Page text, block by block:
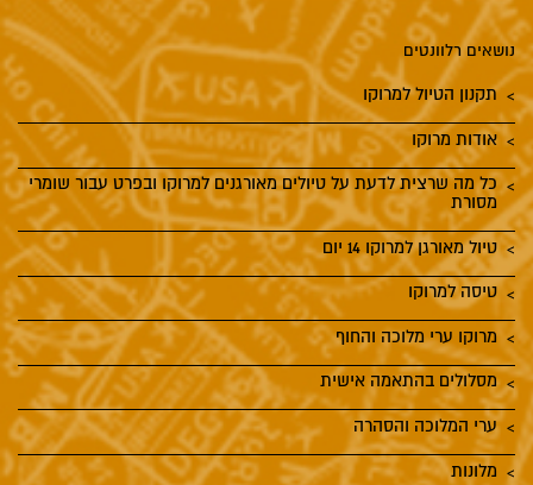
נושאים רלוונטים
תקנון הטיול למרוקו
אודות מרוקו
כל מה שרצית לדעת על טיולים מאורגנים למרוקו ובפרט עבור שומרי
מסורת
טיול מאורגן למרוקו 14 יום
טיסה למרוקו
מרוקו ערי מלוכה והחוף
מסלולים בהתאמה אישית
ערי המלוכה והסהרה
מלונות